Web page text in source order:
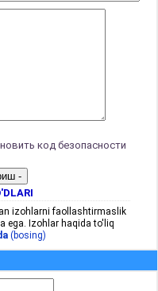
izohlarni faollashtirmaslik
ega. Izohlar haqida to'liq
(bosing)